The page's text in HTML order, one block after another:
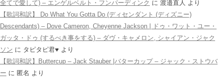
全てで愛して) – エンゲルベルト・フンパーディンク に 渡邉直人 より
【歌詞和訳】 Do What You Gotta Do (ディセンダント (ディズニー)
Descendants) – Dove Cameron, Cheyenne Jackson | ドゥ・ワット・ユー・
ガッタ・ドゥ (するべき事をする) – ダヴ・キャメロン, シャイアン・ジャク
ソン に タピタピ君♥️ より
【歌詞和訳】Buttercup – Jack Stauber |バターカップ – ジャック・ストウバ
ー に 匿名 より